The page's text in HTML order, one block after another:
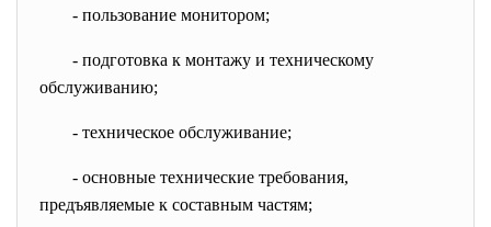
- пользование монитором;
- подготовка к монтажу и техническому
обслуживанию;
- техническое обслуживание;
- основные технические требования,
предъявляемые к составным частям;